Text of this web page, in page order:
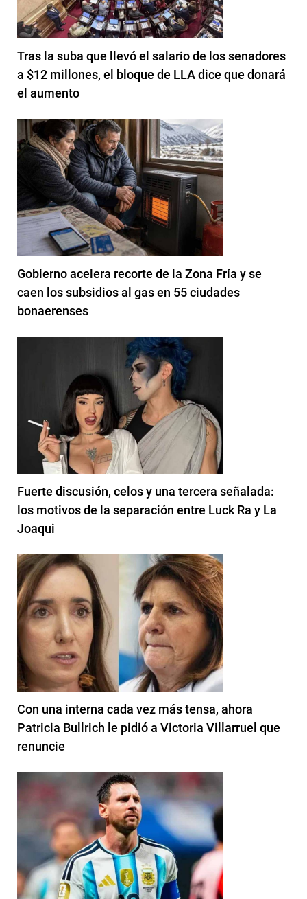
Tras la suba que llevó el salario de los senadores
a $12 millones, el bloque de LLA dice que donará
el aumento
Gobierno acelera recorte de la Zona Fría y se
caen los subsidios al gas en 55 ciudades
bonaerenses
Fuerte discusión, celos y una tercera señalada:
los motivos de la separación entre Luck Ra y La
Joaqui
Con una interna cada vez más tensa, ahora
Patricia Bullrich le pidió a Victoria Villarruel que
renuncie